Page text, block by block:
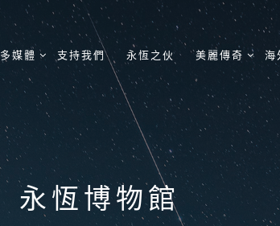
多媒體 支持我們 永恆之伙 美麗傳奇 海
永恆博物館